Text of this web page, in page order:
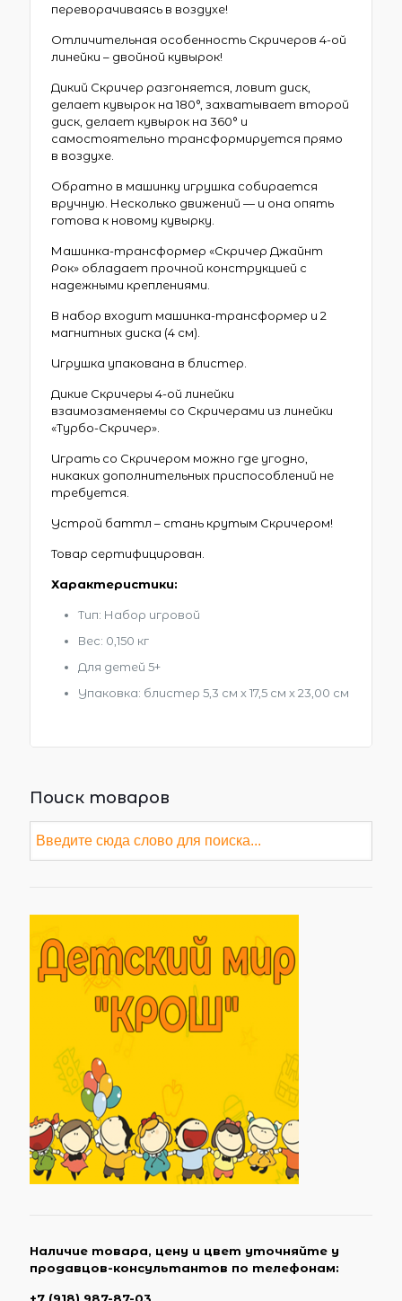
переворачиваясь в воздухе!
Отличительная особенность Скричеров 4-ой
линейки – двойной кувырок!
Дикий Скричер разгоняется, ловит диск,
делает кувырок на 180°, захватывает второй
диск, делает кувырок на 360° и
самостоятельно трансформируется прямо
в воздухе.
Обратно в машинку игрушка собирается
вручную. Несколько движений — и она опять
готова к новому кувырку.
Машинка-трансформер «Скричер Джайнт
Рок» обладает прочной конструкцией с
надежными креплениями.
В набор входит машинка-трансформер и 2
магнитных диска (4 см).
Игрушка упакована в блистер.
Дикие Скричеры 4-ой линейки
взаимозаменяемы со Скричерами из линейки
«Турбо-Скричер».
Играть со Скричером можно где угодно,
никаких дополнительных приспособлений не
требуется.
Устрой баттл – стань крутым Скричером!
Товар сертифицирован.
Характеристики:
Тип: Набор игровой
Вес: 0,150 кг
Для детей 5+
Упаковка: блистер 5,3 см х 17,5 см х 23,00 см
Поиск товаров
Наличие товара, цену и цвет уточняйте у
продавцов-консультантов по телефонам:
+7 (918) 987-87-03